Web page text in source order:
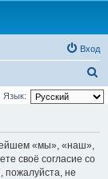
Вход
о
Язык:
«мы», «наш»,
своё согласие со
пожалуйста, не